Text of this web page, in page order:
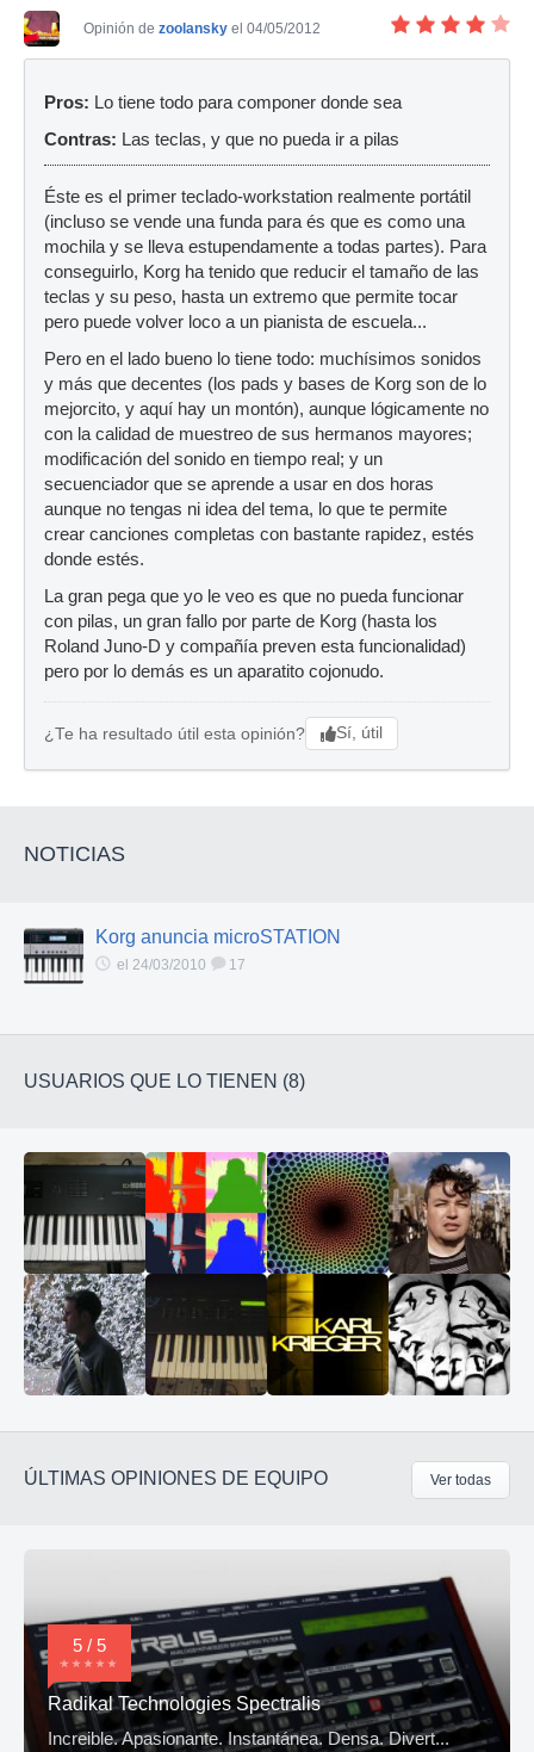
Opinión de zoolansky el 04/05/2012
Pros: Lo tiene todo para componer donde sea
Contras: Las teclas, y que no pueda ir a pilas
Éste es el primer teclado-workstation realmente portátil
(incluso se vende una funda para és que es como una
mochila y se lleva estupendamente a todas partes). Para
conseguirlo, Korg ha tenido que reducir el tamaño de las
teclas y su peso, hasta un extremo que permite tocar
pero puede volver loco a un pianista de escuela...
Pero en el lado bueno lo tiene todo: muchísimos sonidos
y más que decentes (los pads y bases de Korg son de lo
mejorcito, y aquí hay un montón), aunque lógicamente no
con la calidad de muestreo de sus hermanos mayores;
modificación del sonido en tiempo real; y un
secuenciador que se aprende a usar en dos horas
aunque no tengas ni idea del tema, lo que te permite
crear canciones completas con bastante rapidez, estés
donde estés.
La gran pega que yo le veo es que no pueda funcionar
con pilas, un gran fallo por parte de Korg (hasta los
Roland Juno-D y compañía preven esta funcionalidad)
pero por lo demás es un aparatito cojonudo.
¿Te ha resultado útil esta opinión? Sí, útil
NOTICIAS
Korg anuncia microSTATION
el 24/03/2010 17
USUARIOS QUE LO TIENEN (8)
ÚLTIMAS OPINIONES DE EQUIPO Ver todas
5 / 5
Radikal Technologies Spectralis
Increible. Apasionante. Instantánea. Densa. Divert...